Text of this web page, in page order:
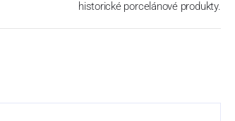
historické porcelánové produkty.